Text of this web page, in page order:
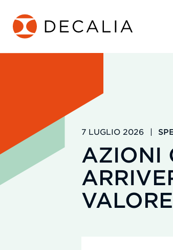
contenuto
7 LUGLIO 2026 |
AZIONI